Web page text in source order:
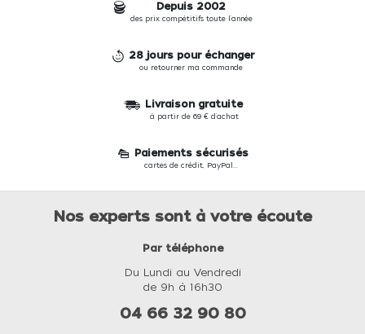
Depuis 2002
des prix compétitifs toute l'année
28 jours pour échanger
ou retourner ma commande
Livraison gratuite
à partir de 69 € d'achat
Paiements sécurisés
cartes de crédit, PayPal...
Nos experts sont à votre écoute
Par téléphone
Du Lundi au Vendredi
de 9h à 16h30
04 66 32 90 80